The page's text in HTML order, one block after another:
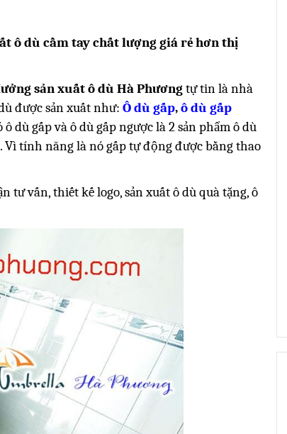
ô dù cầm tay chất lượng giá rẻ hơn thị
sản xuất ô dù Hà Phương tự tin là nhà
được sản xuất như: Ô dù gấp,ô dù gấp
ô dù gấp và ô dù gấp ngược là 2 sản phẩm ô dù
tính năng là nó gấp tự động được bằng thao
tư vấn, thiết kế logo, sản xuất ô dù quà tặng, ô